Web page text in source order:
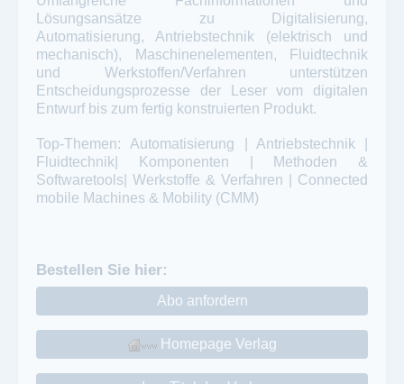
Lösungsansätze zu Digitalisierung,
Automatisierung, Antriebstechnik (elektrisch und
mechanisch), Maschinenelementen, Fluidtechnik
und Werkstoffen/Verfahren unterstützen
Entscheidungsprozesse der Leser vom digitalen
Entwurf bis zum fertig konstruierten Produkt.
Top-Themen: Automatisierung | Antriebstechnik |
Fluidtechnik| Komponenten | Methoden &
Softwaretools| Werkstoffe & Verfahren | Connected
mobile Machines & Mobility (CMM)
Bestellen Sie hier:
Abo anfordern
Homepage Verlag